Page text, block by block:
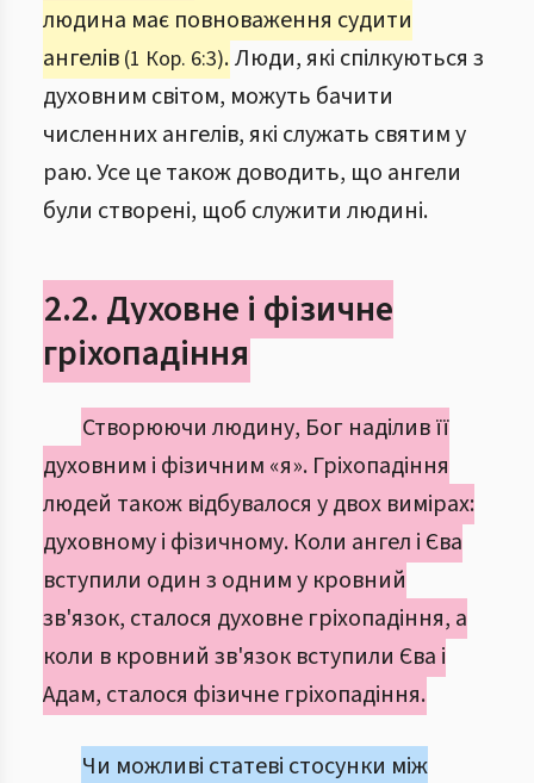
людина має повноваження судити
ангелів (1 Кор. 6:3).Люди, які спілкуються з
духовним світом, можуть бачити
численних ангелів, які служать святим у
раю. Усе це також доводить, що ангели
були створені, щоб служити людині.
2.2. Духовне і фізичне
гріхопадіння
Створюючи людину, Бог наділив її
духовним і фізичним «я». Гріхопадіння
людей також відбувалося у двох вимірах:
духовному і фізичному. Коли ангел і Єва
вступили один з одним у кровний
зв'язок, сталося духовне гріхопадіння, а
коли в кровний зв'язок вступили Єва і
Адам, сталося фізичне гріхопадіння.
Чи можливі статеві стосунки між